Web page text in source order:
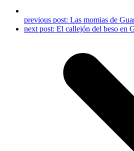
previous post: Las momias de
next post: El callejón del beso en